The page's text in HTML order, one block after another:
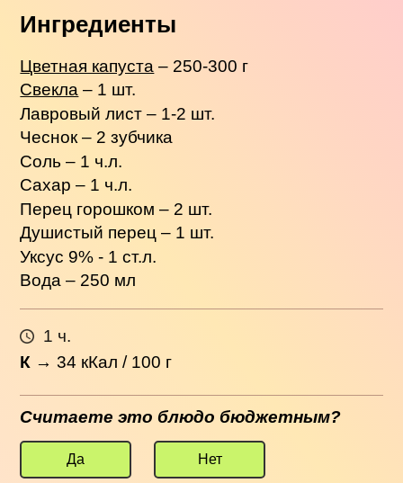
Ингредиенты
Цветная капуста – 250-300 г
Свекла – 1 шт.
Лавровый лист – 1-2 шт.
Чеснок – 2 зубчика
Соль – 1 ч.л.
Сахар – 1 ч.л.
Перец горошком – 2 шт.
Душистый перец – 1 шт.
Уксус 9% - 1 ст.л.
Вода – 250 мл
1 ч.
К →34 кКал / 100 г
Считаете это блюдо бюджетным?
Да Нет